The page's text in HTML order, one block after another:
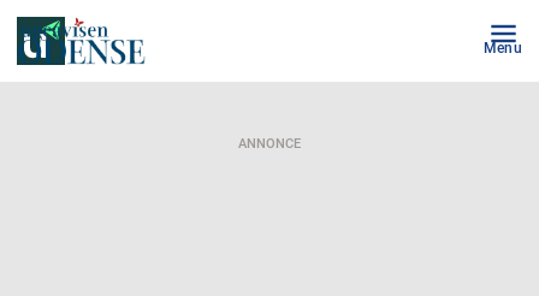
Menu
ANNONCE